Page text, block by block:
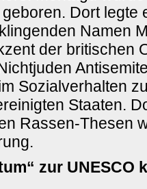
Dort legte
Namen
der britischen
Sozialverhalten
Staaten.
Rassen-Thesen
zur UNESCO